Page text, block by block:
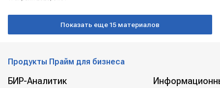
Показать еще 15 материалов
Продукты Прайм для бизнеса
БИР-Аналитик